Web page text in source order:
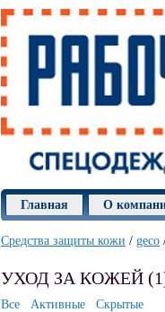
Главная О
Средства защиты кожи / geco
УХОД ЗА КОЖЕЙ
Все Активные Скрытые